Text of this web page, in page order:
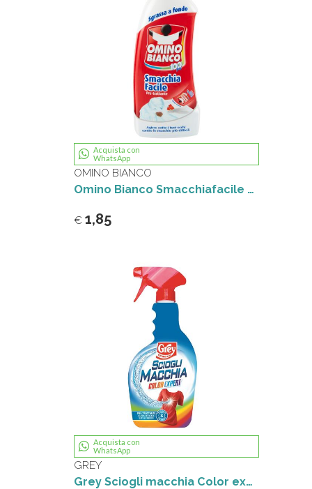
Acquista con
WhatsApp
OMINO BIANCO
Omino Bianco Smacchiafacile 500ml
€ 1,85
Acquista con
WhatsApp
GREY
Grey Sciogli macchia Color expert 500 ml